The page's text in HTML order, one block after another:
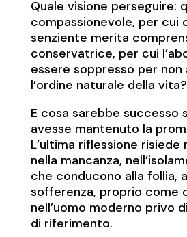
Quale visione perseguire:
compassionevole, per cui
senziente merita
conservatrice, per cui
essere soppresso per non
l’ordine naturale della vita?
E cosa sarebbe successo
avesse mantenuto la
L’ultima riflessione risiede
nella mancanza,
che conducono alla follia,
sofferenza, proprio come
nell’uomo moderno privo
di riferimento.